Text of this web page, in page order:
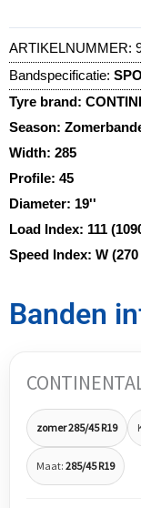
ARTIKELNUMMER:
Bandspecificatie:
Tyre brand:
Season:
Width: 285
Profile: 45
Diameter: 19''
Load Index: 111
Speed Index: W
Banden
zomer 285/45 R19
Maat: 285/45 R19